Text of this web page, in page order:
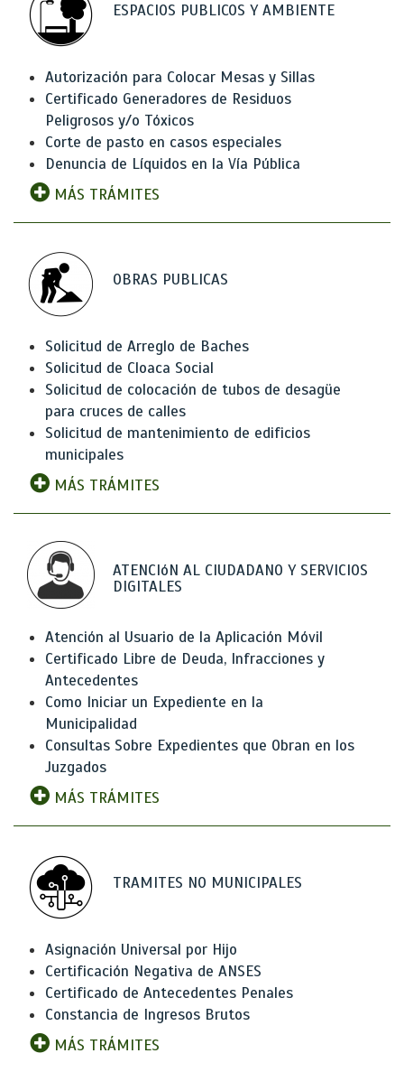
ESPACIOS PUBLICOS Y AMBIENTE
Autorización para Colocar Mesas y Sillas
Certificado Generadores de Residuos
Peligrosos y/o Tóxicos
Corte de pasto en casos especiales
Denuncia de Líquidos en la Vía Pública
MÁS TRÁMITES
OBRAS PUBLICAS
Solicitud de Arreglo de Baches
Solicitud de Cloaca Social
Solicitud de colocación de tubos de desagüe
para cruces de calles
Solicitud de mantenimiento de edificios
municipales
MÁS TRÁMITES
ATENCIóN AL CIUDADANO Y SERVICIOS
DIGITALES
Atención al Usuario de la Aplicación Móvil
Certificado Libre de Deuda, Infracciones y
Antecedentes
Como Iniciar un Expediente en la
Municipalidad
Consultas Sobre Expedientes que Obran en los
Juzgados
MÁS TRÁMITES
TRAMITES NO MUNICIPALES
Asignación Universal por Hijo
Certificación Negativa de ANSES
Certificado de Antecedentes Penales
Constancia de Ingresos Brutos
MÁS TRÁMITES